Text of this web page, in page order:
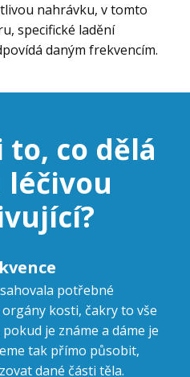
nahrávku, v tomto
specifické ladění
daným frekvencím.
to, co dělá
potřebné
kosti, čakry to vše
je známe a dáme je
tak přímo působit,
dané části těla.